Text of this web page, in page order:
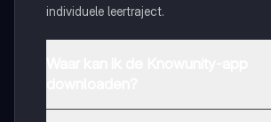
individuele leertraject.